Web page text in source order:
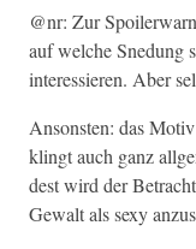
@nr: Zur
auf welche Sne­dung
inter­essieren. Aber
Anson­sten: das
klingt auch ganz
d­est wird der
Gewalt als sexy